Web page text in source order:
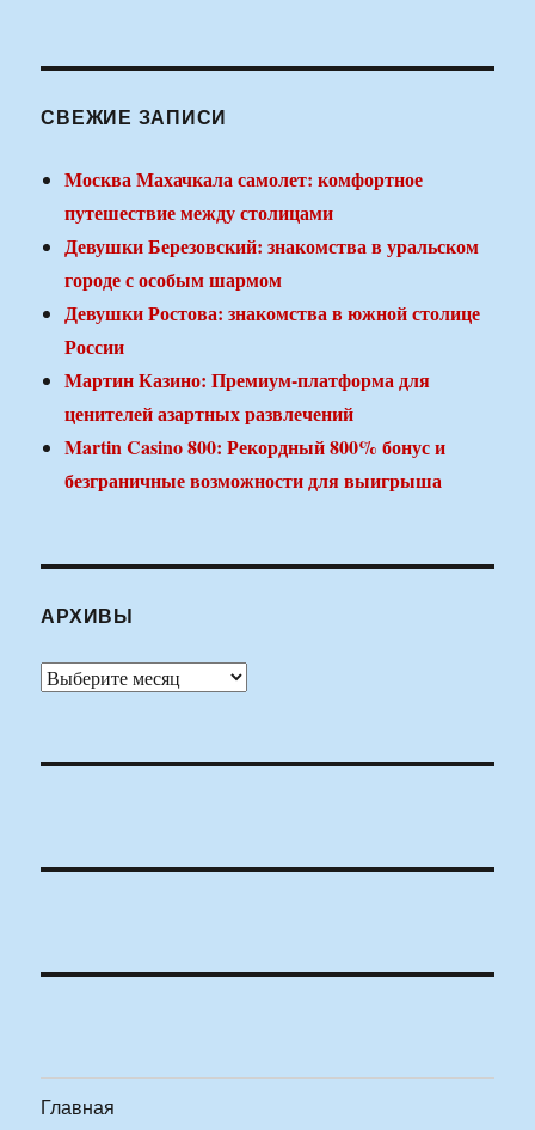
СВЕЖИЕ ЗАПИСИ
Москва Махачкала самолет: комфортное
путешествие между столицами
Девушки Березовский: знакомства в уральском
городе с особым шармом
Девушки Ростова: знакомства в южной столице
России
Мартин Казино: Премиум-платформа для
ценителей азартных развлечений
Martin Casino 800: Рекордный 800% бонус и
безграничные возможности для выигрыша
АРХИВЫ
Архивы
Главная